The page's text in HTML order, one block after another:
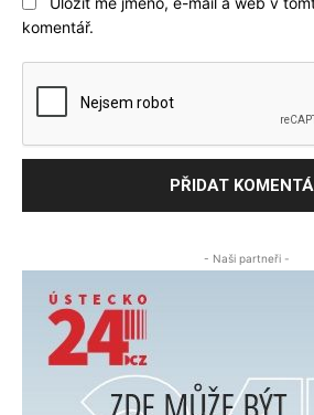
komentář.
- Naši partneři -